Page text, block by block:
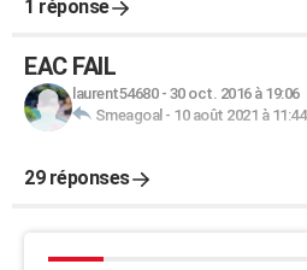
1 réponse
EAC FAIL
laurent54680- 30 oct. 2016 à 19:06
Smeagoal - 10 août 2021 à 11:44
29 réponses